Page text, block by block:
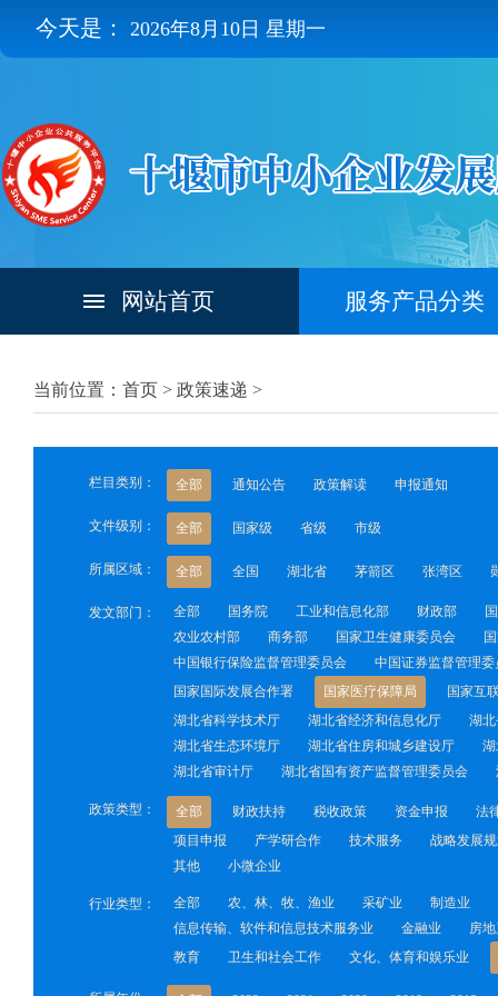
今天是： 2026年8月10日 星期一
网站首页 服务产品分类
当前位置：首页 > 政策速递 >
栏目类别： 全部 通知公告 政策解读 申报通知
文件级别： 全部 国家级 省级 市级
所属区域： 全部 全国 湖北省 茅箭区 张湾区
发文部门： 全部 国务院 工业和信息化部 财政部
农业农村部
商务部 国家卫生健康委员会
中国银行保险监督管理委员会
中国证券监督管理委
国家国际发展合作署
国家医疗保障局
国家互
湖北省科学技术厅
湖北省经济和信息化厅
湖
湖北省生态环境厅
湖北省住房和城乡建设厅
湖北省审计厅
湖北省国有资产监督管理委员会
政策类型： 全部 财政扶持 税收政策 资金申报
法
项目申报
产学研合作 技术服务
战略发展
其他
小微企业
行业类型： 全部 农、林、牧、渔业 采矿业
制造业
信息传输、软件和信息技术服务业
金融业
房
教育
卫生和社会工作 文化、体育和娱乐业